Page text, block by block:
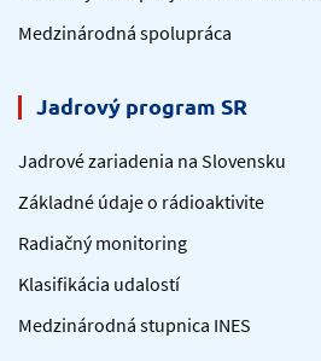
Medzinárodná spolupráca
Jadrový program SR
Jadrové zariadenia na Slovensku
Základné údaje o rádioaktivite
Radiačný monitoring
Klasifikácia udalostí
Medzinárodná stupnica INES